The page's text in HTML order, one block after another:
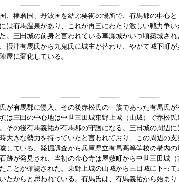
、播磨国、丹波国を結ぶ要衝の場所で、有馬郡の中心と
は有馬温泉があり、これが再三にわたり激しい戦力争い
。三田城の前身と言われている車瀬城がいつ頃築城され
摂津有馬氏から九鬼氏に城主が替わり、やがて城下町が
屋に変化している。
が有馬郡に侵入、その後赤松氏の一族であった有馬氏が
は三田の中心地は中世三田城東野上城（山城）で赤松氏
その後有馬義祐が有馬郡の守護になる。三田城の周辺に
大きな勢力を持っていたと言われており、この周辺の支
している。発掘調査から兵庫県立有馬高等学校の構内の
跡が発見され、当初の金心寺は屋敷町から中世三田城（
ことが確認された。東野上城の山城から三田城に下って
たからと思われている。有馬氏は、有馬義祐から始まり